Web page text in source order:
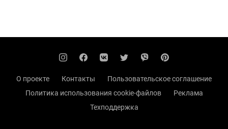
О проекте Контакты
Пользовательское соглашение
Политика использования cookie-файлов
Реклама
Техподдержка